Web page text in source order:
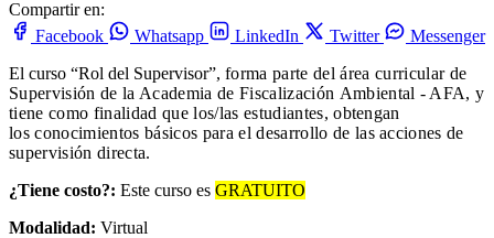
Compartir en:
Facebook
Whatsapp LinkedIn Twitter
Messenger
El curso “Rol del Supervisor”, forma parte del área curricular de
Supervisión de la Academia de Fiscalización Ambiental - AFA, y
tiene como finalidad que los/las estudiantes, obtengan
losconocimientos básicos para el desarrollo de las acciones de
supervisión directa.
¿Tiene costo?: Este curso es GRATUITO
Modalidad: Virtual